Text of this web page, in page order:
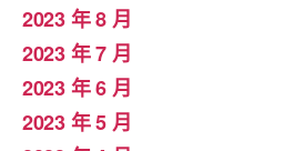
2023 年 8 月
2023 年 7 月
2023 年 6 月
2023 年 5 月